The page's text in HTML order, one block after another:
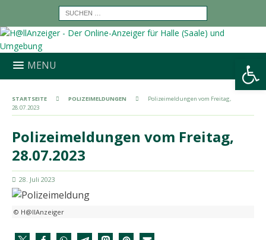
Werkzeugleiste öffnen
MENU
STARTSEITE POLIZEIMELDUNGEN
Polizeimeldungen vom Freitag,
28.07.2023
Polizeimeldungen vom Freitag,
28.07.2023
28. Juli 2023
© H@llAnzeiger